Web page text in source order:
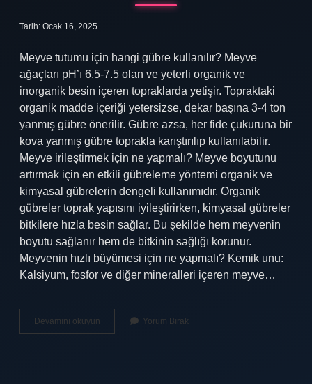
Tarih: Ocak 16, 2025
Meyve tutumu için hangi gübre kullanılır? Meyve
ağaçları pH’ı 6.5-7.5 olan ve yeterli organik ve
inorganik besin içeren topraklarda yetişir. Topraktaki
organik madde içeriği yetersizse, dekar başına 3-4 ton
yanmış gübre önerilir. Gübre azsa, her fide çukuruna bir
kova yanmış gübre toprakla karıştırılıp kullanılabilir.
Meyve irileştirmek için ne yapmalı? Meyve boyutunu
artırmak için en etkili gübreleme yöntemi organik ve
kimyasal gübrelerin dengeli kullanımıdır. Organik
gübreler toprak yapısını iyileştirirken, kimyasal gübreler
bitkilere hızla besin sağlar. Bu şekilde hem meyvenin
boyutu sağlanır hem de bitkinin sağlığı korunur.
Meyvenin hızlı büyümesi için ne yapmalı? Kemik unu:
Kalsiyum, fosfor ve diğer mineralleri içeren meyve…
Devamını okuyun
Gözü
Yorum Bırak